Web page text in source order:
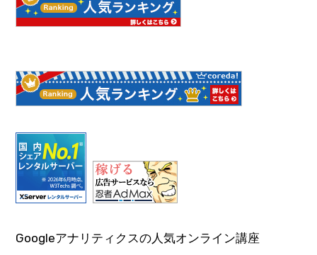
Googleアナリティクスの人気オンライン講座